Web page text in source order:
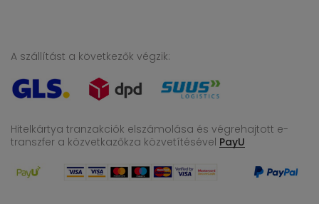
A szállítást a következők végzik:
Hitelkártya tranzakciók elszámolása és végrehajtott e-
transzfer a közvetkazőkza közvetítésével PayU